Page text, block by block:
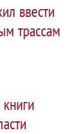
ввести
трассам